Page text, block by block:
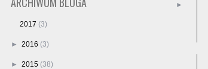
►
2017 (3)
► 2016 (3)
► 2015 (38)